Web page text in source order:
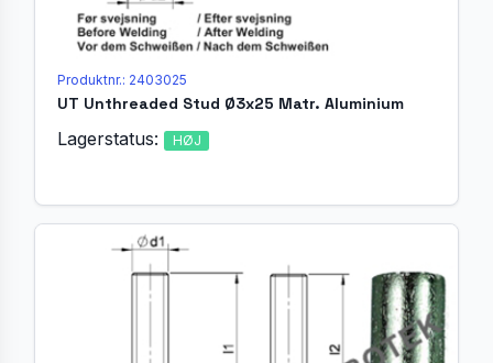
Produktnr.: 2403025
UT Unthreaded Stud Ø3x25 Matr. Aluminium
Lagerstatus: HØJ